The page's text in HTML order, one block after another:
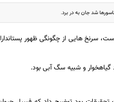
شد جان به در برد.
سرنخ هایی از چگونگی ظهور
و شبیه سگ آبی بود.